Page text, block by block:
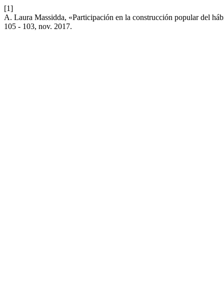
[1]
A. Laura Massidda, «Participación en la construcción popular del
105 - 103, nov. 2017.